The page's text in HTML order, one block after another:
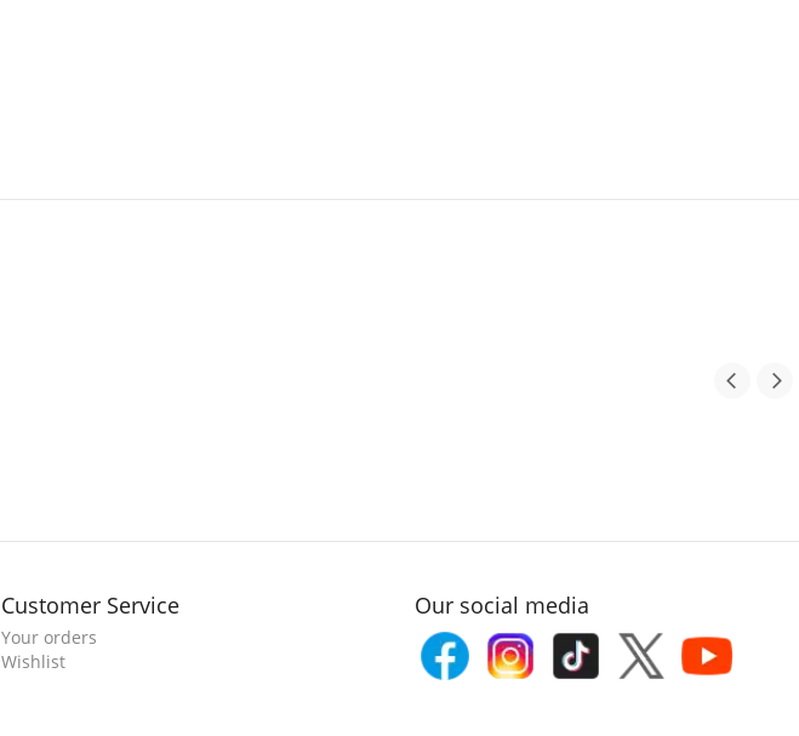
Customer Service
Your orders
Wishlist
Our social media